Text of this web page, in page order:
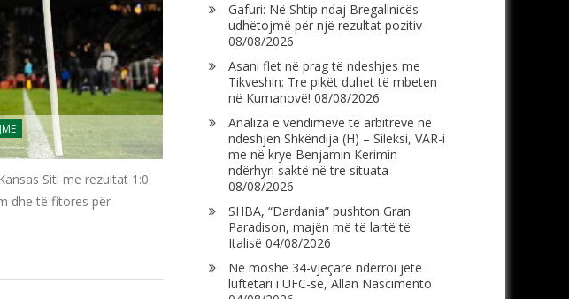
Siti me rezultat 1:0.
dhe të fitores për
Gafuri: Në Shtip ndaj Bregallnicës
udhëtojmë për një rezultat pozitiv
08/08/2026
Asani flet në prag të ndeshjes me
Tikveshin: Tre pikët duhet të mbeten
në Kumanovë! 08/08/2026
Analiza e vendimeve të arbitrëve në
ndeshjen Shkëndija (H) – Sileksi, VAR-i
me në krye Benjamin Kerimin
ndërhyri saktë në tre situata
08/08/2026
SHBA, “Dardania” pushton Gran
Paradison, majën më të lartë të
Italisë 04/08/2026
Në moshë 34-vjeçare ndërroi jetë
luftëtari i UFC-së, Allan Nascimento